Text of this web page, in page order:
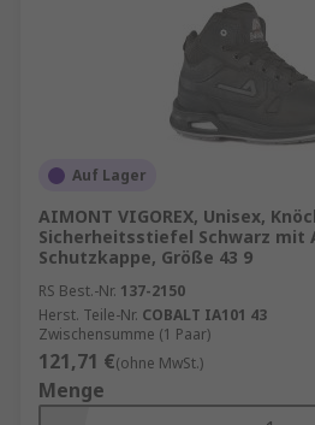
Auf Lager
AIMONT VIGOREX, Unisex,
Sicherheitsstiefel Schwarz mit
Schutzkappe, Größe 43 9
RS Best.-Nr. 137-2150
Herst. Teile-Nr. COBALT IA101 43
Zwischensumme (1 Paar)
121,71 €(ohne MwSt.)
Menge